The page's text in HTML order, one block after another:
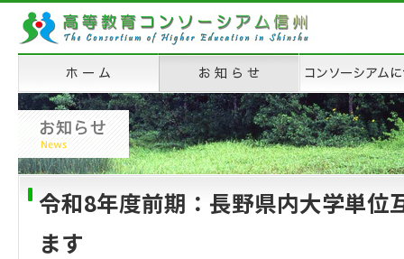
令和8年度前期：長野県内大学単位
ます